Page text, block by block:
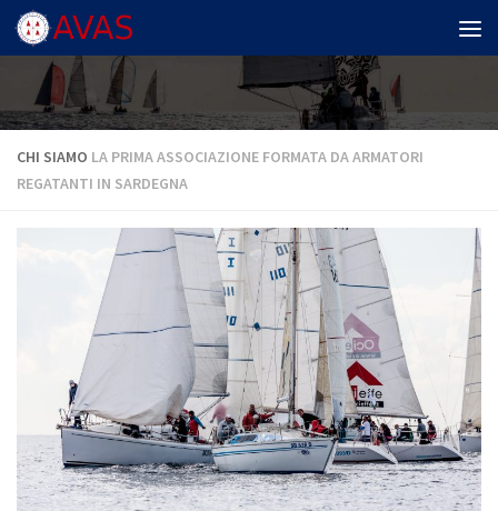
Salta al contenuto
CHI SIAMO LA PRIMA ASSOCIAZIONE FORMATA DA ARMATORI
REGATANTI IN SARDEGNA